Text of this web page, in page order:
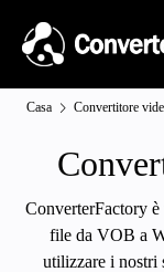
Casa Convertitore
ConverterFactory
file da VOB a
utilizzare i nostri